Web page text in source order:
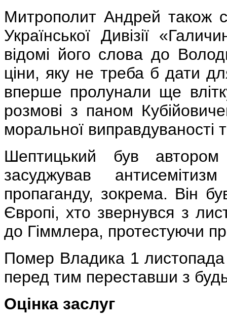
Митрополит Андрей також
Української Дивізії
відомі його слова до
ціни, яку не треба б дати
вперше пролунали ще
розмові з паном
моральної виправдуваності
Шептицький був
засуджував
пропаганду, зокрема. Він
Європі, хто звернувся з
до Гіммлера, протестуючи
Помер Владика 1 листопада
перед тим переставши з
Оцінка заслуг